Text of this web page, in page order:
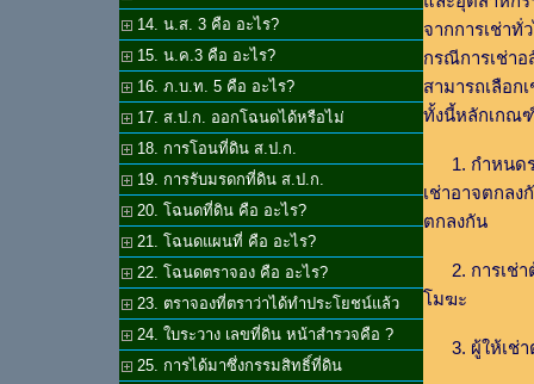
14. น.ส. 3 คือ อะไร?
15. น.ค.3 คือ อะไร?
16. ภ.บ.ท. 5 คือ อะไร?
17. ส.ป.ก. ออกโฉนดได้หรือไม่
18. การโอนที่ดิน ส.ป.ก.
19. การรับมรดกที่ดิน ส.ป.ก.
20. โฉนดที่ดิน คือ อะไร?
21. โฉนดแผนที่ คือ อะไร?
22. โฉนดตราจอง คือ อะไร?
23. ตราจองที่ตราว่าได้ทำประโยชน์แล้ว
24. ใบระวาง เลขที่ดิน หน้าสำรวจคือ ?
25. การได้มาซึ่งกรรมสิทธิ์ที่ดิน
จากการเช่า
กรณีการเช่า
สามารถเลือก
ทั้งนี้หลักเกณ
1. กำหนดระ
เช่าอาจตกลง
ตกลงกัน
2. การเช่า
โมฆะ
3. ผู้ให้เช่า